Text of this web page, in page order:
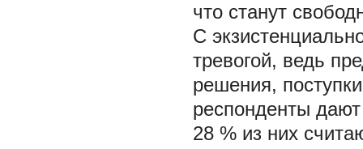
что станут
С
тревогой, ведь
решения,
респонденты
28 % из них